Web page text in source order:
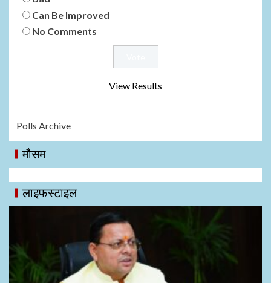
Can Be Improved
No Comments
View Results
Polls Archive
मौसम
लाइफस्टाइल